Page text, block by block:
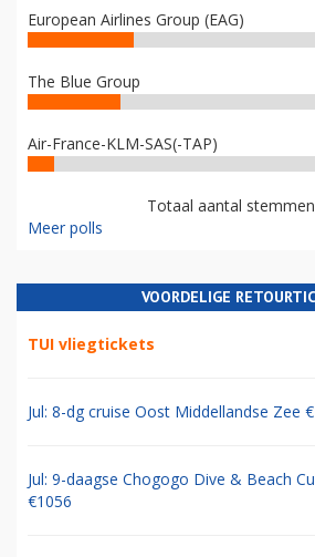
European Airlines Group (EAG)
The Blue Group
Air-France-KLM-SAS(-TAP)
Totaal aantal
Meer polls
VOORDELIGE
TUI vliegtickets
Jul: 8-dg cruise Oost Middellandse Zee
Jul: 9-daagse Chogogo Dive & Beach
€1056